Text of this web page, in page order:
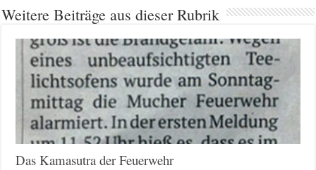
Weitere Beiträge aus dieser Rubrik
Das Kamasutra der Feuerwehr